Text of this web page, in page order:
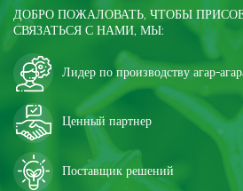
улучшается качество и
снижаются затраты.
ДОБРО ПОЖАЛОВАТЬ, ЧТОБЫ
СВЯЗАТЬСЯ С НАМИ, МЫ:
Лидер по производству агар-
Ценный партнер
Поставщик решений